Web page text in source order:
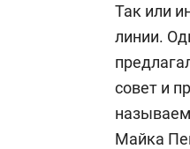
Так или
линии.
совет и
Майка